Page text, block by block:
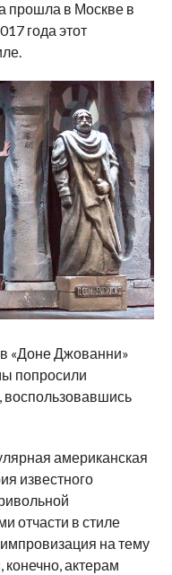
в Москве в
года этот
«Доне Джованни»
попросили
воспользовавшись
американская
известного
отчасти в стиле
на тему
актерам